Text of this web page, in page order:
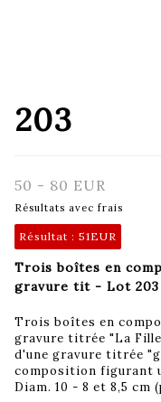
203
50 - 80 EUR
Résultats avec frais
Résultat : 51EUR
Trois boîtes en
gravure tit - Lot 203
Trois boîtes en
gravure titrée "La
d'une gravure titrée
composition figurant
Diam. 10 - 8 et 8,5 cm